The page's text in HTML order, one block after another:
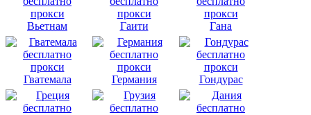
Вьетнам Гаити Гана
Гватемала Германия Гондурас